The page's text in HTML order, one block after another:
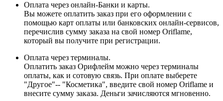
Оплата через онлайн-Банки и карты.
Вы можете оплатить заказ при его оформлении с
помощью карт оплаты или банковских онлайн-сервисов,
перечислив сумму заказа на свой номер Oriflame,
который вы получите при регистрации.
Оплата через терминалы.
Оплатить заказ Орифлейм можно через терминалы
оплаты, как и сотовую связь. При оплате выберете
"Другое"-- "Косметика", введите свой номер Oriflame и
внесите сумму заказа. Деньги зачисляются мгновенно.